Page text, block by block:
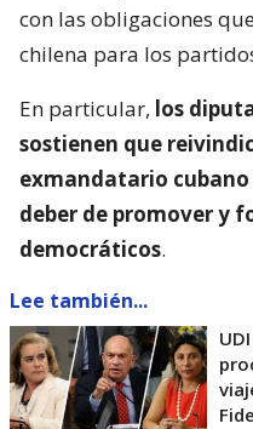
con las obligaciones
chilena para los
En particular, los
sostienen que
exmandatario
deber de promover y
democráticos.
Lee también...